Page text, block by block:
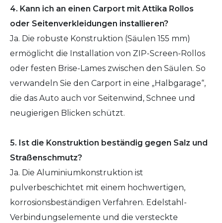
4. Kann ich an einen Carport mit Attika Rollos
oder Seitenverkleidungen installieren?
Ja. Die robuste Konstruktion (Säulen 155 mm)
ermöglicht die Installation von ZIP-Screen-Rollos
oder festen Brise-Lames zwischen den Säulen. So
verwandeln Sie den Carport in eine „Halbgarage“,
die das Auto auch vor Seitenwind, Schnee und
neugierigen Blicken schützt.
5. Ist die Konstruktion beständig gegen Salz und
Straßenschmutz?
Ja. Die Aluminiumkonstruktion ist
pulverbeschichtet mit einem hochwertigen,
korrosionsbeständigen Verfahren. Edelstahl-
Verbindungselemente und die versteckte